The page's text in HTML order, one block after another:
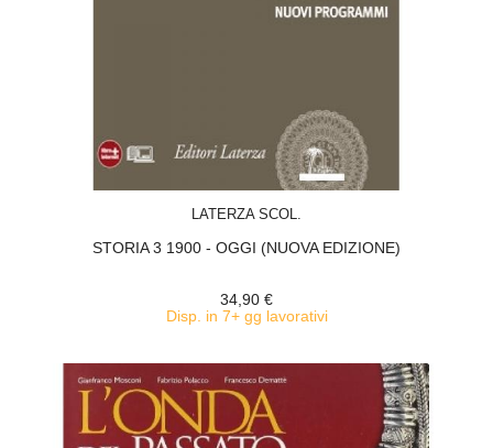
LATERZA SCOL.
STORIA 3 1900 - OGGI (NUOVA EDIZIONE)
34,90 €
Disp. in 7+ gg lavorativi